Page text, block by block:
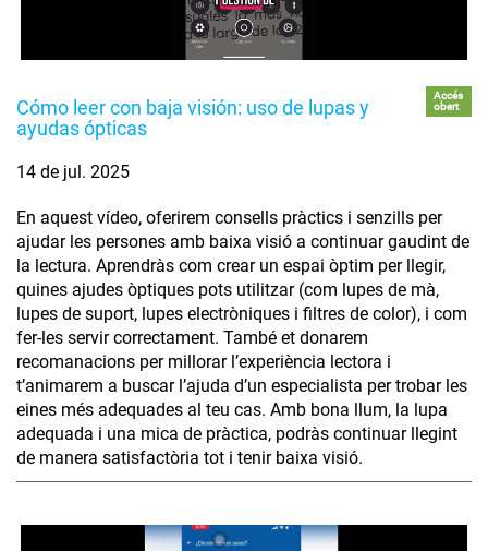
Cómo leer con baja visión: uso de lupas y
ayudas ópticas
Accés
obert
14 de jul. 2025
En aquest vídeo, oferirem consells pràctics i senzills per
ajudar les persones amb baixa visió a continuar gaudint de
la lectura. Aprendràs com crear un espai òptim per llegir,
quines ajudes òptiques pots utilitzar (com lupes de mà,
lupes de suport, lupes electròniques i filtres de color), i com
fer-les servir correctament. També et donarem
recomanacions per millorar l’experiència lectora i
t’animarem a buscar l’ajuda d’un especialista per trobar les
eines més adequades al teu cas. Amb bona llum, la lupa
adequada i una mica de pràctica, podràs continuar llegint
de manera satisfactòria tot i tenir baixa visió.